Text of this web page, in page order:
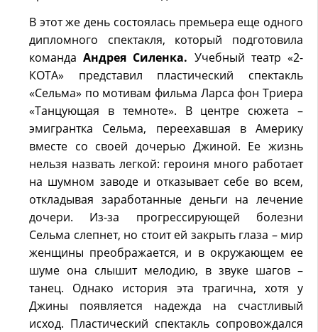
В этот же день состоялась премьера еще одного
дипломного спектакля, который подготовила
командаАндрея Силенка. Учебный театр «2-
КОТА» представил пластический спектакль
«Сельма» по мотивам фильма Ларса фон Триера
«Танцующая в темноте». В центре сюжета –
эмигрантка Сельма, переехавшая в Америку
вместе со своей дочерью Джиной. Ее жизнь
нельзя назвать легкой: героиня много работает
на шумном заводе и отказывает себе во всем,
откладывая заработанные деньги на лечение
дочери. Из-за прогрессирующей болезни
Сельма слепнет, но стоит ей закрыть глаза – мир
женщины преображается, и в окружающем ее
шуме она слышит мелодию, в звуке шагов –
танец. Однако история эта трагична, хотя у
Джины появляется надежда на счастливый
исход. Пластический спектакль сопровождался